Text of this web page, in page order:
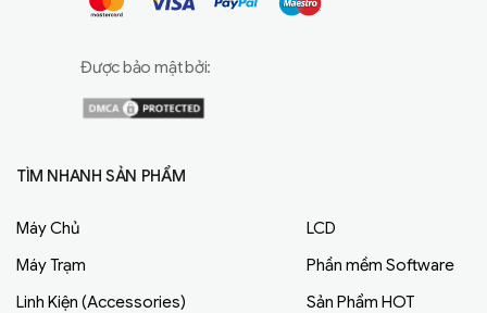
Được bảo mật bởi:
TÌM NHANH SẢN PHẨM
Máy Chủ
Máy Trạm
Linh Kiện (Accessories)
LCD
Phần mềm Software
Sản Phẩm HOT